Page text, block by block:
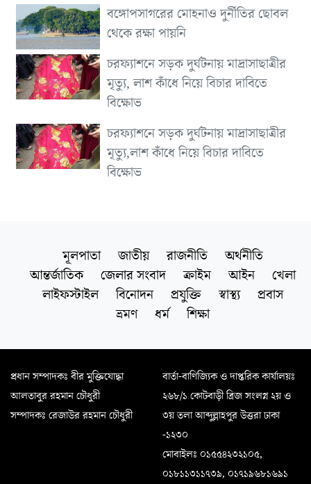
বঙ্গোপসাগরের মোহনাও দুর্নীতির ছোবল
থেকে রক্ষা পায়নি
চরফ্যাশনে সড়ক দুর্ঘটনায় মাদ্রাসাছাত্রীর
মৃত্যু, লাশ কাঁধে নিয়ে বিচার দাবিতে
বিক্ষোভ
চরফ্যাশনে সড়ক দুর্ঘটনায় মাদ্রাসাছাত্রীর
মৃত্যু,লাশ কাঁধে নিয়ে বিচার দাবিতে
বিক্ষোভ
মূলপাতা জাতীয় রাজনীতি
অর্থনীতি
আন্তর্জাতিক
জেলার সংবাদ ক্রাইম আইন
খেলা
লাইফস্টাইল
বিনোদন প্রযুক্তি স্বাস্থ্য
প্রবাস
ভ্রমণ
ধর্ম শিক্ষা
প্রধান সম্পাদকঃ বীর মুক্তিযোদ্ধা
আলতাবুর রহমান চৌধুরী
সম্পাদকঃ রেজাউর রহমান চৌধুরী
বার্তা-বাণিজ্যিক ও দাপ্তরিক কার্যালয়ঃ
২৬৮/১ কোটবাড়ী ব্রিজ সংলগ্ন ২য় ও
৩য় তলা আব্দুল্লাহপুর উত্তরা ঢাকা
-১২৩০
মোবাইলঃ ০১৫৫৪২৩২১০৫,
০১৮১১৩১১৭৩৯, ০১৭১৯৬৮১৬৯১